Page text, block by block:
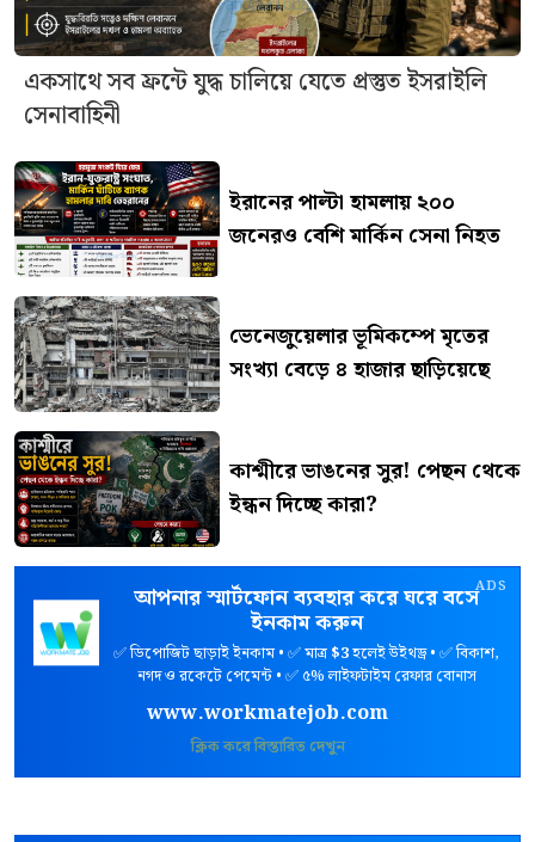
একসাথে সব ফ্রন্টে যুদ্ধ চালিয়ে যেতে প্রস্তুত ইসরাইলি
সেনাবাহিনী
ইরানের পাল্টা হামলায় ২০০
জনেরও বেশি মার্কিন সেনা নিহত
ভেনেজুয়েলার ভূমিকম্পে মৃতের
সংখ্যা বেড়ে ৪ হাজার ছাড়িয়েছে
কাশ্মীরে ভাঙনের সুর! পেছন থেকে
ইন্ধন দিচ্ছে কারা?
ADS
আপনার স্মার্টফোন ব্যবহার করে ঘরে বসে
ইনকাম করুন
✅ ডিপোজিট ছাড়াই ইনকাম • ✅ মাত্র$3হলেই উইথড্র • ✅ বিকাশ,
নগদ ও রকেটে পেমেন্ট • ✅ ৫% লাইফটাইম রেফার বোনাস
www.workmatejob.com
ক্লিক করে বিস্তারিত দেখুন